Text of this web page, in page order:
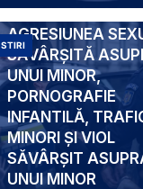
CERCETAT
AGRESIUNEA
SĂVÂRȘITĂ
UNUI MINOR,
PORNOGRAFIE
INFANTILĂ,
MINORI ȘI VIOL
SĂVÂRȘIT
UNUI MINOR
STIRI